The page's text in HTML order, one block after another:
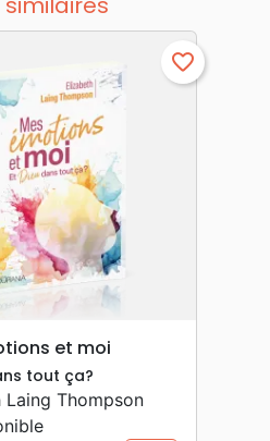
APERÇU RAPIDE
favorite_border
et moi
tout ça?
Laing Thompson